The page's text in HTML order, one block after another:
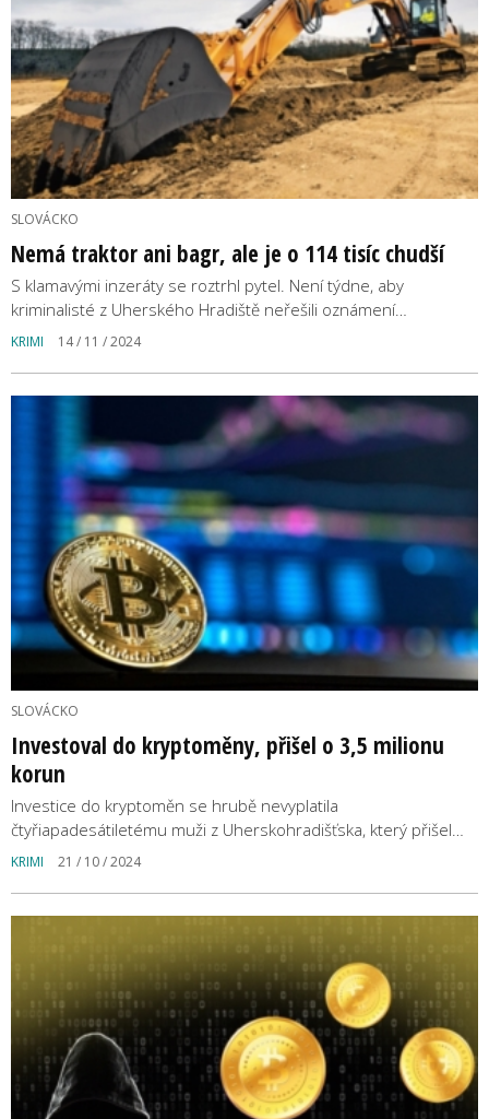
SLOVÁCKO
Nemá traktor ani bagr, ale je o 114 tisíc chudší
S klamavými inzeráty se roztrhl pytel. Není týdne, aby
kriminalisté z Uherského Hradiště neřešili oznámení…
KRIMI 14 / 11 / 2024
SLOVÁCKO
Investoval do kryptoměny, přišel o 3,5 milionu
korun
Investice do kryptoměn se hrubě nevyplatila
čtyřiapadesátiletému muži z Uherskohradišťska, který přišel…
KRIMI 21 / 10 / 2024